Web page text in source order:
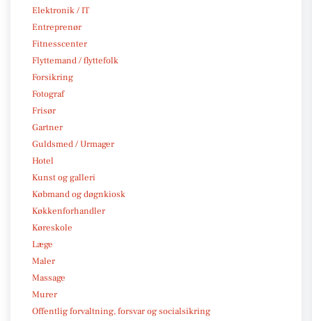
Elektronik / IT
Entreprenør
Fitnesscenter
Flyttemand / flyttefolk
Forsikring
Fotograf
Frisør
Gartner
Guldsmed / Urmager
Hotel
Kunst og galleri
Købmand og døgnkiosk
Køkkenforhandler
Køreskole
Læge
Maler
Massage
Murer
Offentlig forvaltning, forsvar og socialsikring